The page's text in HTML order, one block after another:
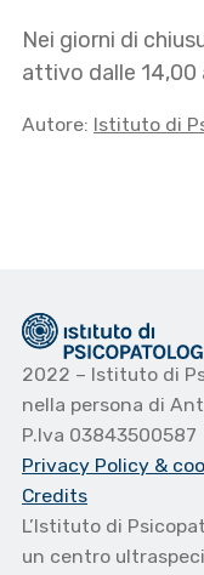
Nei giorni di
attivo dalle 14,00
Autore: Istituto di
2022 – Istituto di
nella persona di
P.Iva 03843500587
Privacy Policy &
Credits
L’Istituto di
un centro